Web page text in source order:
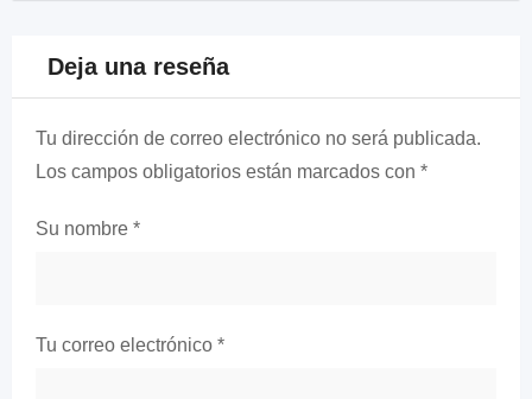
Deja una reseña
Tu dirección de correo electrónico no será publicada.
Los campos obligatorios están marcados con *
Su nombre *
Tu correo electrónico *